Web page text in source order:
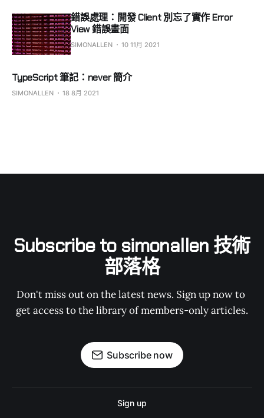
錯誤處理：開發 Client 別忘了實作 Error
View 錯誤畫面
SIMONALLEN 10 11月 2021
TypeScript 筆記：never 簡介
SIMONALLEN 18 8月 2021
Subscribe to simonallen 技術
部落格
Don't miss out on the latest news. Sign up now to
get access to the library of members-only articles.
Subscribe now
Sign up